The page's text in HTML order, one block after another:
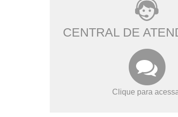
CENTRAL DE
Clique para